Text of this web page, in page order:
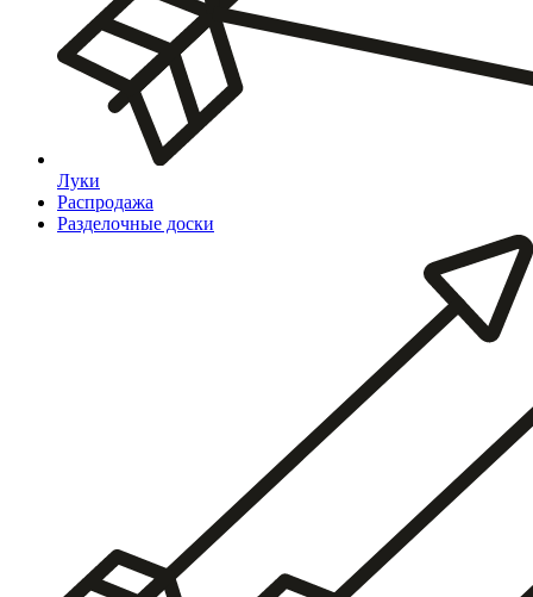
Луки
Распродажа
Разделочные доски